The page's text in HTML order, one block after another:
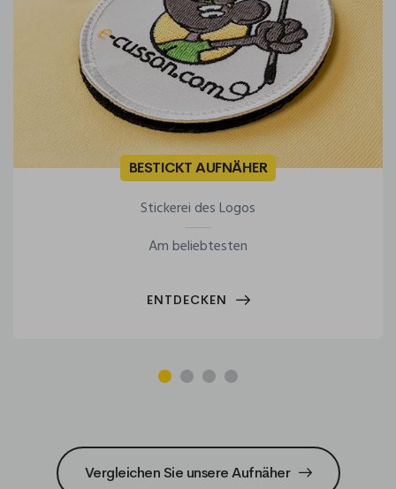
BESTICKT AUFNÄHER
Stickerei des Logos
Am beliebtesten
ENTDECKEN
Vergleichen Sie unsere Aufnäher